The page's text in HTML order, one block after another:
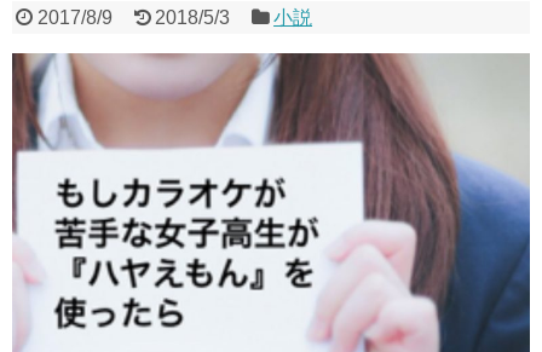
2017/8/9 2018/5/3 小説